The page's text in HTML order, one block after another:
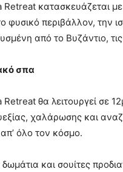
κατασκευάζεται
φυσικό περιβάλλον, την
από το Βυζάντιο,
σπα
θα λειτουργεί σε
χαλάρωσης και
όλο τον κόσμο.
δωμάτια και σουίτες